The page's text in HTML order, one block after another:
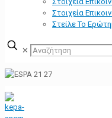
Στοιχεία
Στείλε Το
✕